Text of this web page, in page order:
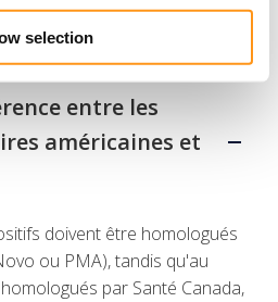
selection
entre les
américaines et
doivent être homologués
ou PMA), tandis qu'au
par Santé Canada,